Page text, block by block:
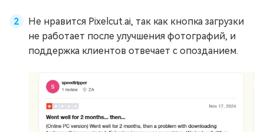
Не нравится Pixelcut.ai, так как кнопка загрузки
не работает после улучшения фотографий, и
поддержка клиентов отвечает с опозданием.